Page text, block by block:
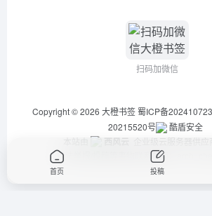
扫码加微信
Copyright © 2026 大橙书签 蜀ICP备
20215520号
酷盾安全
本站由
西风云 企业级云服务器供应
违法举报/投稿等事物联系邮箱：
首页 投稿